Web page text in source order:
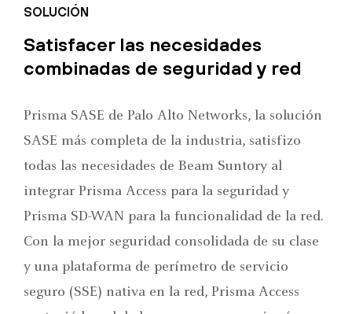
SOLUCIÓN
Satisfacer las necesidades
combinadas de seguridad y red
Prisma SASE de Palo Alto Networks, la solución
SASE más completa de la industria, satisfizo
todas las necesidades de Beam Suntory al
integrar Prisma Access para la seguridad y
Prisma SD-WAN para la funcionalidad de la red.
Con la mejor seguridad consolidada de su clase
y una plataforma de perímetro de servicio
seguro (SSE) nativa en la red, Prisma Access